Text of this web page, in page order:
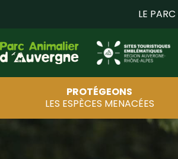
LE
PROTÉGEONS
LES ESPÈCES MENACÉES